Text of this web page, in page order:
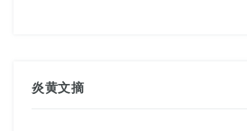
炎黄文摘